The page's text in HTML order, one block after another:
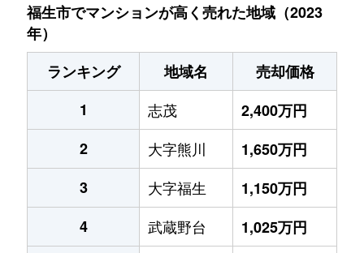
福生市でマンションが高く売れた地域（2023
年）
ランキング
地域名
売却価格
1
志茂
2,400万円
2
大字熊川
1,650万円
3
大字福生
1,150万円
4
武蔵野台
1,025万円